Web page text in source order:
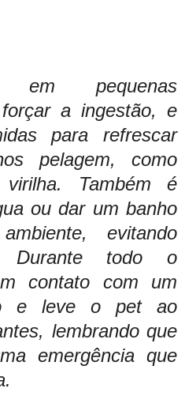
em pequenas
a ingestão, e
para refrescar
pelagem, como
Também é
ou dar um banho
evitando
Durante todo o
contato com um
e leve o pet ao
lembrando que
emergência que